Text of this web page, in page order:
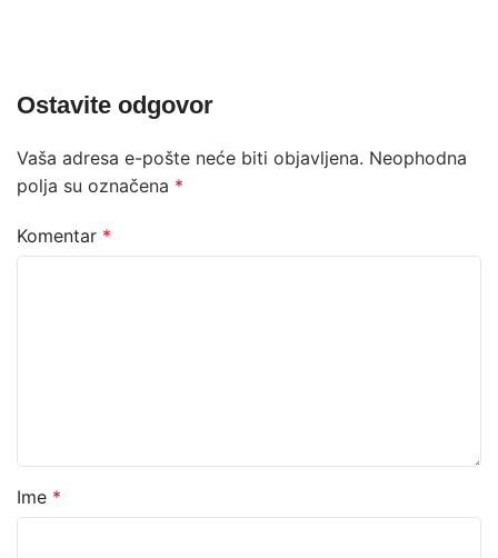
Ostavite odgovor
Vaša adresa e-pošte neće biti objavljena. Neophodna
polja su označena *
Komentar *
Ime *